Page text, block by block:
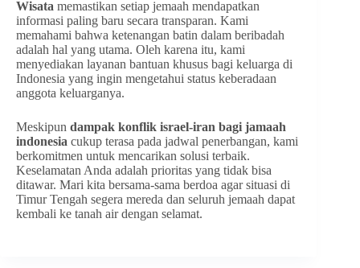
Wisata memastikan setiap jemaah mendapatkan
informasi paling baru secara transparan. Kami
memahami bahwa ketenangan batin dalam beribadah
adalah hal yang utama. Oleh karena itu, kami
menyediakan layanan bantuan khusus bagi keluarga di
Indonesia yang ingin mengetahui status keberadaan
anggota keluarganya.
Meskipun dampak konflik israel-iran bagi jamaah
indonesia cukup terasa pada jadwal penerbangan, kami
berkomitmen untuk mencarikan solusi terbaik.
Keselamatan Anda adalah prioritas yang tidak bisa
ditawar. Mari kita bersama-sama berdoa agar situasi di
Timur Tengah segera mereda dan seluruh jemaah dapat
kembali ke tanah air dengan selamat.